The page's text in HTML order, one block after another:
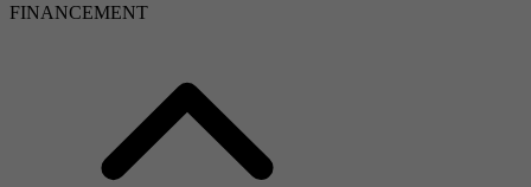
FINANCEMENT